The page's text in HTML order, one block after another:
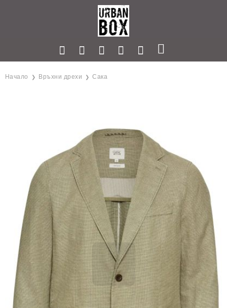
Начало Връхни дрехи Сака